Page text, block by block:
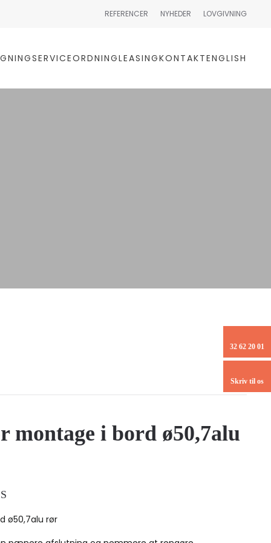
REFERENCER NYHEDER LOVGIVNING
SERVICEORDNINGLEASINGKONTAKTENGLISH
montage i bord ø50,7alu
ø50,7alu rør
32 62 20 01
Skriv til os